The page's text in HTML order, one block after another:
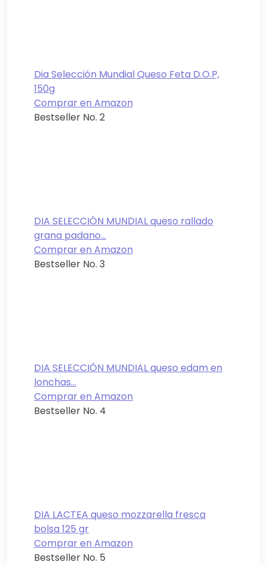
Dia Selección Mundial Queso Feta D.O.P,
150g
Comprar en Amazon
Bestseller No. 2
DIA SELECCIÓN MUNDIAL queso rallado
grana padano...
Comprar en Amazon
Bestseller No. 3
DIA SELECCIÓN MUNDIAL queso edam en
lonchas...
Comprar en Amazon
Bestseller No. 4
DIA LACTEA queso mozzarella fresca
bolsa 125 gr
Comprar en Amazon
Bestseller No. 5